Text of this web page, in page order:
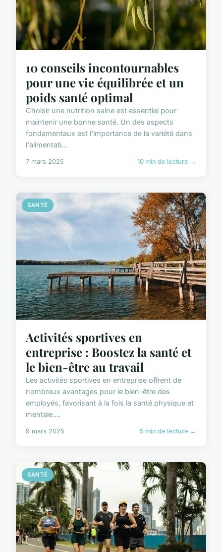
10 conseils incontournables
pour une vie équilibrée et un
poids santé optimal
Choisir une nutrition saine est essentiel pour
maintenir une bonne santé. Un des aspects
fondamentaux est l'importance de la variété dans
l'alimentati...
7 mars 2025 10 min de lecture →
SANTÉ
Activités sportives en
entreprise : Boostez la santé et
le bien-être au travail
Les activités sportives en entreprise offrent de
nombreux avantages pour le bien-être des
employés, favorisant à la fois la santé physique et
mentale....
9 mars 2025 5 min de lecture →
SANTÉ